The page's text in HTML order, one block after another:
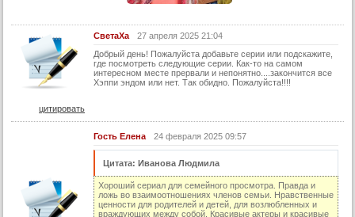
30 серия
31 серия
32 серия
33 серия
34 серия
38 серия
СветаХа
27 апреля 2025 21:04
Добрый день! Пожалуйста добавьте серии или подскажите,
где посмотреть следующие серии. Как-то на самом
интересном месте прервали и непонятно....закончится все
Хэппи эндом или нет. Так обидно. Пожалуйста!!!!
цитировать
Гость Елена 24 февраля 2025 09:57
Цитата: Иванова Людмила
Хороший сериал для семейного просмотра. Правда и
ложь во взаимоотношениях членов семьи. Нравственные
ценности для родителей и детей, для возлюбленных и
враждующих между собой. Красивые актеры и красивые